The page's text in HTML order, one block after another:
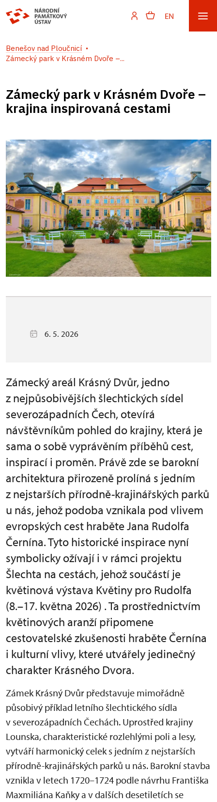
EN
Benešov nad Ploučnicí
Zámecký park v Krásném Dvoře –...
Zámecký park v Krásném Dvoře –
krajina inspirovaná cestami
6. 5. 2026
Zámecký areál Krásný Dvůr, jedno
z nejpůsobivějších šlechtických sídel
severozápadních Čech, otevírá
návštěvníkům pohled do krajiny, která je
sama o sobě vyprávěním příběhů cest,
inspirací i proměn. Právě zde se barokní
architektura přirozeně prolíná s jedním
z nejstarších přírodně-krajinářských parků
u nás, jehož podoba vznikala pod vlivem
evropských cest hraběte Jana Rudolfa
Černína. Tyto historické inspirace nyní
symbolicky ožívají i v rámci projektu
Šlechta na cestách, jehož součástí je
květinová výstava Květiny pro Rudolfa
(8.–17. května 2026) . Ta prostřednictvím
květinových aranží připomene
cestovatelské zkušenosti hraběte Černína
i kulturní vlivy, které utvářely jedinečný
charakter Krásného Dvora.
Zámek Krásný Dvůr představuje mimořádně
působivý příklad letního šlechtického sídla
v severozápadních Čechách. Uprostřed krajiny
Lounska, charakteristické rozlehlými poli a lesy,
vytváří harmonický celek s jedním z nejstarších
přírodně-krajinářských parků u nás. Barokní stavba
vznikla v letech 1720–1724 podle návrhu Františka
Maxmiliána Kaňky a v dalších desetiletích se